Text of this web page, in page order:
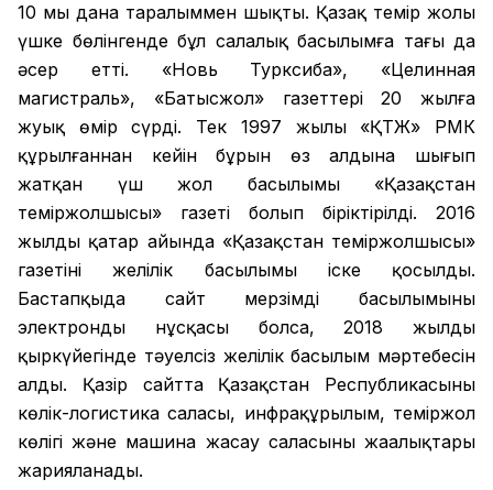
10 мың дана таралыммен шықты. Қазақ темір жолы
үшке бөлінгенде бұл салалық басылымға тағы да
әсер етті. «Новь Турксиба», «Целинная
магистраль», «Батысжол» газеттері 20 жылға
жуық өмір сүрді. Тек 1997 жылы «ҚТЖ» РМК
құрылғаннан кейін бұрын өз алдына шығып
жатқан үш жол басылымы «Қазақстан
теміржолшысы» газеті болып біріктірілді. 2016
жылдың қаңтар айында «Қазақстан теміржолшысы»
газетінің желілік басылымы іске қосылды.
Бастапқыда сайт мерзімді басылымының
электронды нұсқасы болса, 2018 жылдың
қыркүйегінде тәуелсіз желілік басылым мәртебесін
алды. Қазір сайтта Қазақстан Республикасының
көлік-логистика саласы, инфрақұрылым, теміржол
көлігі және машина жасау саласының жаңалықтары
жарияланады.